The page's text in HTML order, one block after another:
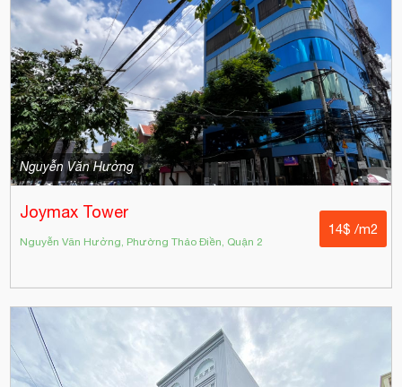
Nguyễn Văn Hưởng
Joymax Tower
Nguyễn Văn Hưởng, Phường Thảo Điền, Quận 2
14$ /m2